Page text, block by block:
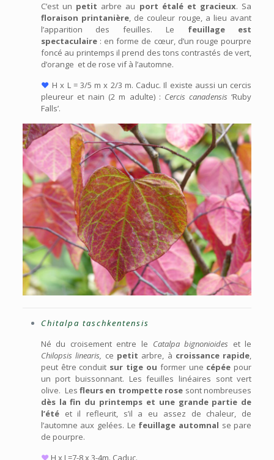
C’est un petit arbre au port étalé et gracieux. Sa
floraison printanière, de couleur rouge, a lieu avant
l’apparition des feuilles. Le feuillage est
spectaculaire: en forme de cœur, d’un rouge pourpre
foncé au printemps il prend des tons contrastés de vert,
d’orange et de rose vif à l’automne.
♥ H x L = 3/5 m x 2/3 m. Caduc. Il existe aussi un cercis
pleureur et nain (2 m adulte) : Cercis canadensis ‘Ruby
Falls’.
Chitalpa taschkentensis
Né du croisement entre le Catalpa bignonioides et le
Chilopsis linearis, ce petit arbre, à croissance rapide,
peut être conduit sur tige ou former une cépée pour
un port buissonnant. Les feuilles linéaires sont vert
olive. Lesfleurs en trompette rose sont nombreuses
dès la fin du printemps et une grande partie de
l’étéet il refleurit, s’il a eu assez de chaleur, de
l’automne aux gelées. Le feuillage automnal se pare
de pourpre.
♥ H x L=7-8 x 3-4m. Caduc.